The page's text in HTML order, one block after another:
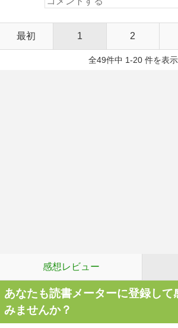
最初 1 2
全49件中 1-20 件を表示
感想レビュー
あなたも読書メーターに登録して
みませんか？